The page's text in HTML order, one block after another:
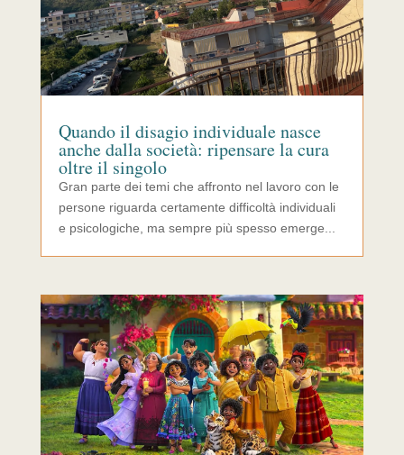
Quando il disagio individuale nasce
anche dalla società: ripensare la cura
oltre il singolo
Gran parte dei temi che affronto nel lavoro con le
persone riguarda certamente difficoltà individuali
e psicologiche, ma sempre più spesso emerge...